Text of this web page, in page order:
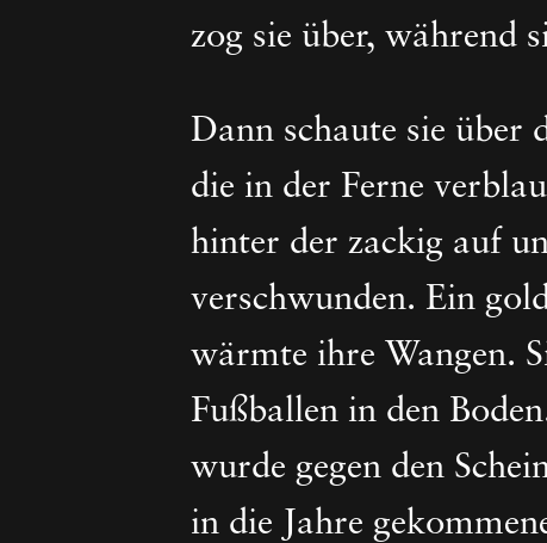
zog sie über, während
Dann schaute sie über
die in der Ferne
hinter der zackig auf
verschwunden. Ein
wärmte ihre Wangen.
Fußballen in den
wurde gegen den
in die Jahre